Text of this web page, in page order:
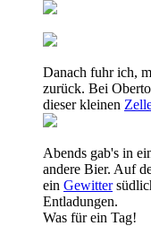
Danach fuhr ich,
zurück. Bei
dieser kleinen
Abends gab's in
andere Bier. Auf
ein Gewitter
Entladungen.
Was für ein Tag!